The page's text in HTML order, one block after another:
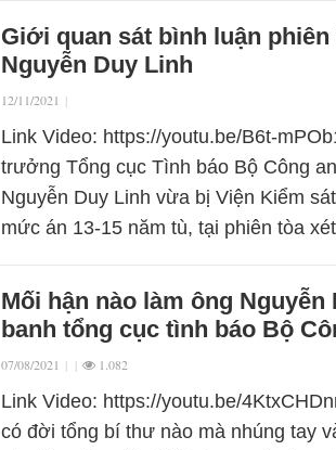
Giới quan sát bình luận
Nguyễn Duy Linh
12/11/2021 |
Link Video: https://youtu.be/B6t-
trưởng Tổng cục Tình báo Bộ Công
Nguyễn Duy Linh vừa bị Viện Kiểm
mức án 13-15 năm tù, tại phiên tòa
Mối hận nào làm ông Nguyễn
banh tổng cục tình báo Bộ
07/08/2021 | | 1.082
Link Video: https://youtu.be/
có đời tổng bí thư nào mà nhúng tay